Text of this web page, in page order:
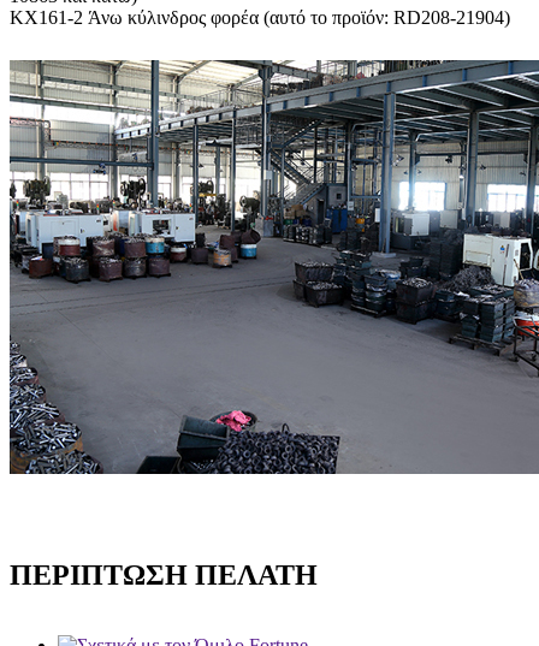
KX161-2 Άνω κύλινδρος φορέα (αυτό το προϊόν: RD208-21904)
ΠΕΡΙΠΤΩΣΗ ΠΕΛΑΤΗ